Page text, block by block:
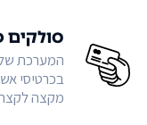
סולקים
המערכת
מקצה